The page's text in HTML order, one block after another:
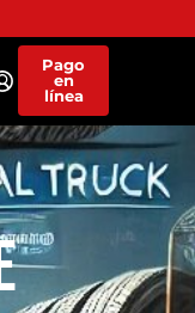
recibirás
Pago
en
línea